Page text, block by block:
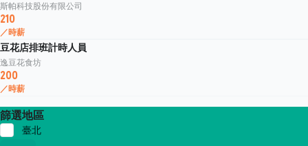
斯帕科技股份有限公司
210
／時薪
豆花店排班計時人員
逸豆花食坊
200
／時薪
篩選地區
臺北